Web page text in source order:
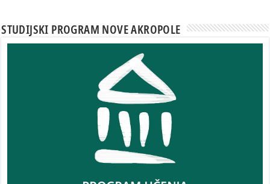
STUDIJSKI PROGRAM NOVE AKROPOLE